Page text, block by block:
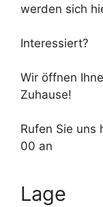
werden sich
Interessiert?
Wir öffnen
Zuhause!
Rufen Sie uns
00 an
Lage